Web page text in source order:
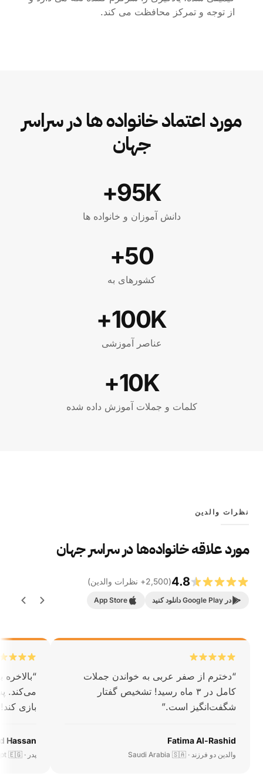
از توجه و تمرکز محافظت می کند.
مورد اعتماد خانواده ها در سراسر
جهان
95K+
دانش آموزان و خانواده ها
50+
کشورهای به
100K+
عناصر آموزشی
10K+
کلمات و جملات آموزش داده شده
نظرات والدین
مورد علاقه خانواده‌ها در سراسر جهان
4.8
(
2,500
+ نظرات والدین)
در Google Play دانلود کنید App Store
“دخترم از صفر عربی به خواندن جملات
کامل در ۳ ماه رسید! تشخیص گفتار
شگفت‌انگیز است.”
Fatima Al-Rashid
والدین دو فرزند · Saudi Arabia 🇸🇦
“
بازی کند!
Hassan
پدر · Egypt 🇪🇬